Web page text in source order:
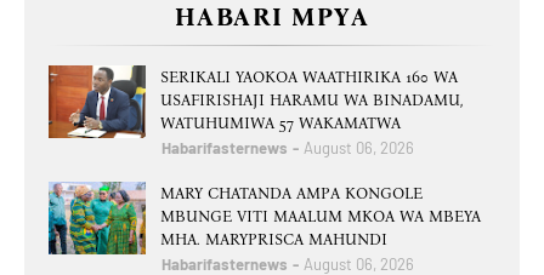
HABARI MPYA
SERIKALI YAOKOA WAATHIRIKA 160 WA
USAFIRISHAJI HARAMU WA BINADAMU,
WATUHUMIWA 57 WAKAMATWA
Habarifasternews August 06, 2026
MARY CHATANDA AMPA KONGOLE
MBUNGE VITI MAALUM MKOA WA MBEYA
MHA. MARYPRISCA MAHUNDI
Habarifasternews August 06, 2026